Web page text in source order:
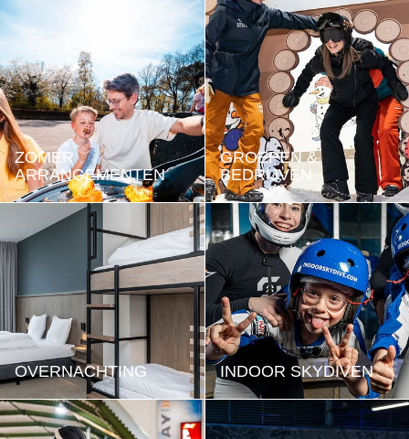
ZOMER
ARRANGEMENTEN
GROEPEN &
BEDRIJVEN
OVERNACHTING INDOOR SKYDIVEN